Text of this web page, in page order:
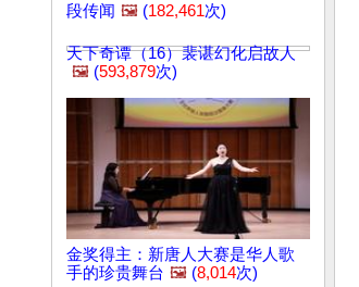
段传闻 🖼️ (182,461次)
天下奇谭（16）裴谌幻化启故人
🖼️ (593,879次)
金奖得主：新唐人大赛是华人歌
手的珍贵舞台 🖼️ (8,014次)